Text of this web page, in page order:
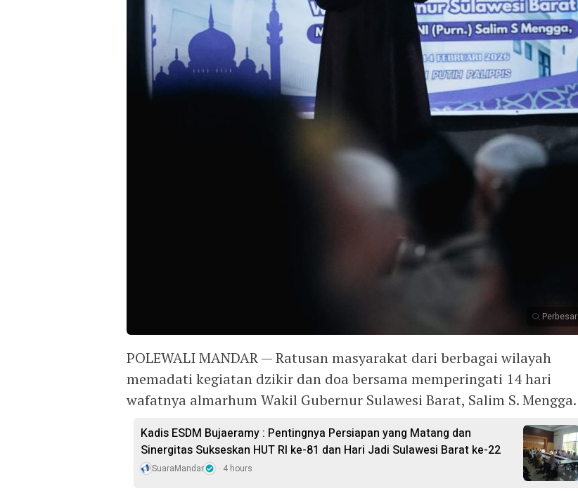
Perbesar
POLEWALI MANDAR — Ratusan masyarakat dari berbagai wilayah
memadati kegiatan dzikir dan doa bersama memperingati 14 hari
wafatnya almarhum Wakil Gubernur Sulawesi Barat, Salim S. Mengga.
Kadis ESDM Bujaeramy : Pentingnya Persiapan yang Matang dan
Sinergitas Sukseskan HUT RI ke-81 dan Hari Jadi Sulawesi Barat ke-22
SuaraMandar 4 hours